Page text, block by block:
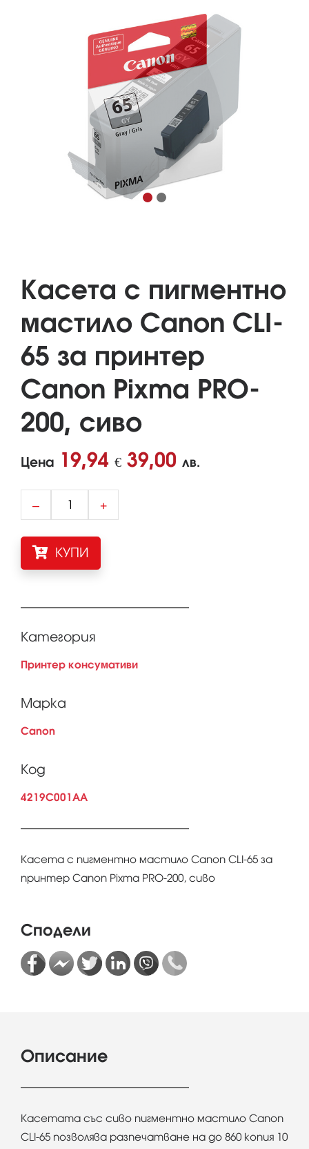
Касета с пигментно
мастило Canon CLI-
65 за принтер
Canon Pixma PRO-
200, сиво
Цена 19,94 € 39,00 лв.
– +
КУПИ
Категория
Принтер консумативи
Марка
Canon
Код
4219C001AA
Касета с пигментно мастило Canon CLI-65 за
принтер Canon Pixma PRO-200, сиво
Сподели
Описание
Касетата със сиво пигментно мастило Canon
CLI-65 позволява разпечатване на до 860 копия 10